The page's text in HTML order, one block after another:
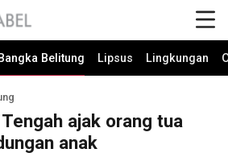
Bangka Belitung Lipsus Lingkungan
ajak orang tua
anak